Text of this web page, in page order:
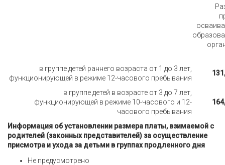
в группе детей раннего возраста от 1 до 3 лет,
функционирующей в режиме 12-часового пребывания
в группе детей в возрасте от 3 до 7 лет,
функционирующей в режиме 10-часового и 12-
часового пребывания
Информация об установлении размера платы, взимаемой с
родителей (законных представителей) за осуществление
присмотра и ухода за детьми в группах продленного дня
Не предусмотрено